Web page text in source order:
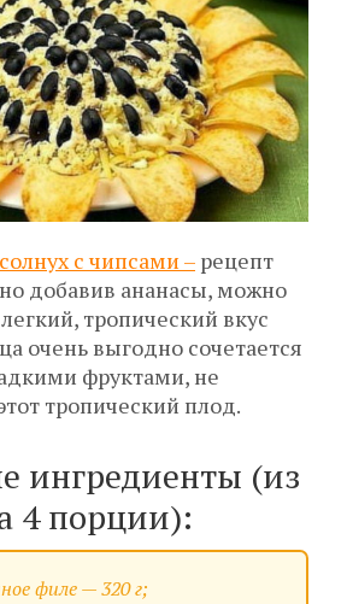
с чипсами – рецепт
добавив ананасы, можно
тропический вкус
очень выгодно сочетается
фруктами, не
тропический плод.
ингредиенты (из
4 порции):
филе — 320 г;